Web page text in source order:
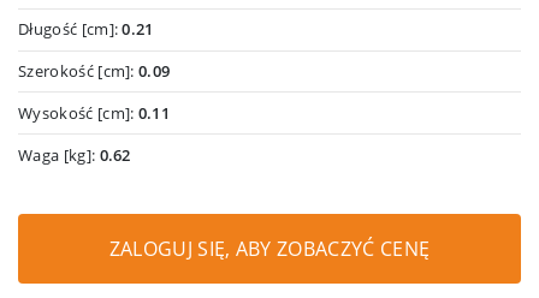
Długość [cm]:0.21
Szerokość [cm]:0.09
Wysokość [cm]: 0.11
Waga [kg]: 0.62
ZALOGUJ SIĘ, ABY ZOBACZYĆ CENĘ